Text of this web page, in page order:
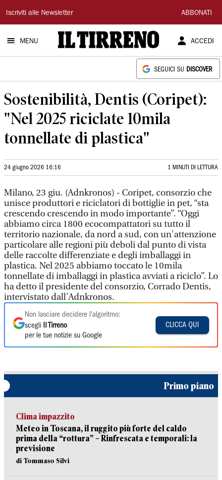
Il
Tirreno
Iscriviti alle Newsletter ABBONATI
MENU ACCEDI
SEGUICI SU DISCOVER
Sostenibilità, Dentis (Coripet):
"Nel 2025 riciclate 10mila
tonnellate di plastica"
24 giugno 2026 16:16 1 MINUTI DI LETTURA
Milano, 23 giu. (Adnkronos) - Coripet, consorzio che
unisce produttori e riciclatori di bottiglie in pet, “sta
crescendo crescendo in modo importante”. “Oggi
abbiamo circa 1800 ecocompattatori su tutto il
territorio nazionale, da nord a sud, con un'attenzione
particolare alle regioni più deboli dal punto di vista
delle raccolte differenziate e degli imballaggi in
plastica. Nel 2025 abbiamo toccato le 10mila
tonnellate di imballaggi in plastica avviati a riciclo”. Lo
ha detto il presidente del consorzio, Corrado Dentis,
intervistato dall’Adnkronos.
Non lasciare decidere l'algoritmo:
scegli
Il Tirreno
per le tue notizie su Google
CLICCA QUI
Primo piano
Clima impazzito
Meteo in Toscana, il ruggito più forte del caldo
prima della “rottura” – Rinfrescata e temporali: la
previsione
di Tommaso Silvi